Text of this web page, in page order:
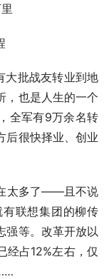
大批战友转业到地
，也是人生的一个
全军有9万余名转
后很快择业、创业
太多了——且不说
联想集团的柳传
强等。改革开放以
经占12%左右，仅